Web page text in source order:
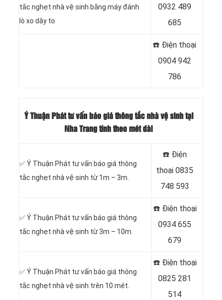
tắc nghẹt nhà vệ sinh bằng máy đánh
lò xo dây to
0932 489
685
☎️ Điện thoại
0904 942
786
Ý Thuận Phát tư vấn báo giá thông tắc nhà vệ sinh tại
Nha Trang tính theo mét dài
✅ Ý Thuận Phát tư vấn báo giá thông
tắc nghẹt nhà vệ sinh từ 1m – 3m.
☎️ Điện
thoại 0835
748 593
✅ Ý Thuận Phát tư vấn báo giá thông
tắc nghẹt nhà vệ sinh từ 3m – 10m.
☎️ Điện thoại
0934 655
679
✅ Ý Thuận Phát tư vấn báo giá thông
tắc nghẹt nhà vệ sinh trên 10 mét.
☎️ Điện thoại
0825 281
514